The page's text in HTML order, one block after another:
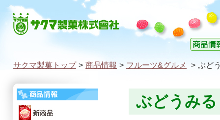
サクマ製菓トップ > 商品情報 > フルーツ&グルメ > ぶど
ぶどうみ